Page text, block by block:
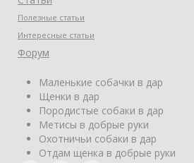
Полезные статьи
Интересные статьи
Форум
Маленькие собачки в дар
Щенки в дар
Породистые собаки в дар
Метисы в добрые руки
Охотничьи собаки в дар
Отдам щенка в добрые руки